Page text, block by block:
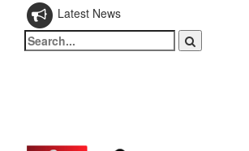
Latest News
Search
for: